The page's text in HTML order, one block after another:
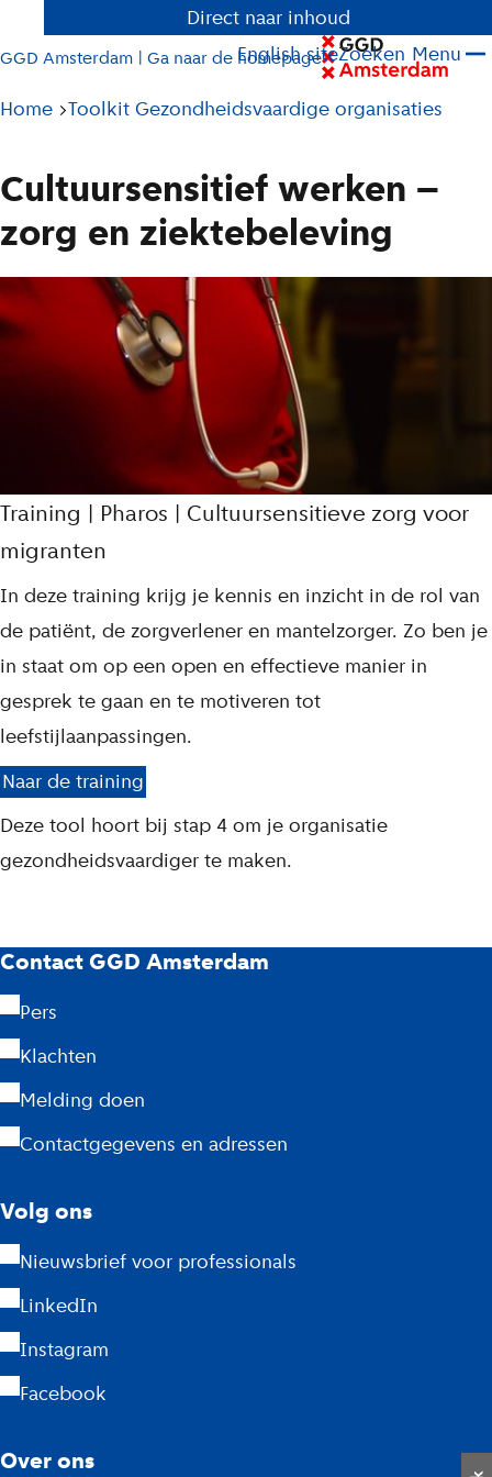
Direct naar inhoud
GGD Amsterdam | Ga naar de homepage
English siteZoeken Menu
Pad
huidige
Home Toolkit Gezondheidsvaardige organisaties
Cultuursensitief werken –
zorg en ziektebeleving
Training | Pharos | Cultuursensitieve zorg voor
migranten
In deze training krijg je kennis en inzicht in de rol van
de patiënt, de zorgverlener en mantelzorger. Zo ben je
in staat om op een open en effectieve manier in
gesprek te gaan en te motiveren tot
leefstijlaanpassingen.
Naar de training
Deze tool hoort bij stap 4 om je organisatie
gezondheidsvaardiger te maken.
G
G
D
A
m
t
e
r
d
a
m
Contact GGD Amsterdam
Pers
Klachten
Melding doen
Contactgegevens en adressen
Volg ons
Nieuwsbrief voor professionals
LinkedIn
Instagram
Facebook
Over ons